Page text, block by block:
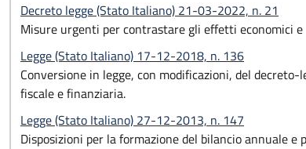
Decreto legge (Stato Italiano) 21-03-2022, n. 21
Misure urgenti per contrastare gli effetti economici
Legge (Stato Italiano) 17-12-2018, n. 136
Conversione in legge, con modificazioni, del
fiscale e finanziaria.
Legge (Stato Italiano) 27-12-2013, n. 147
Disposizioni per la formazione del bilancio annuale